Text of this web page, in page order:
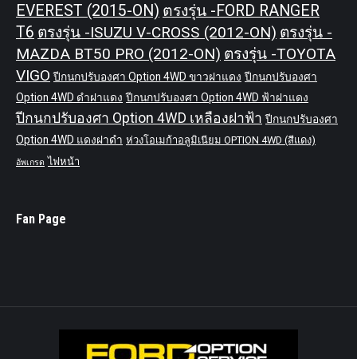
EVEREST (2015-ON) ตรงรุ่น -FORD RANGER
T6 ตรงรุ่น -ISUZU V-CROSS (2012-ON) ตรงรุ่น -
MAZDA BT50 PRO (2012-ON) ตรงรุ่น -TOYOTA
VIGO ปีกนกปรับองศา Option 4WD ขาวฝาแดง ปีกนกปรับองศา
Option 4WD ดำฝาแดง ปีกนกปรับองศา Option 4WD ฟ้าฝาแดง
ปีกนกปรับองศา Option 4WD เหลืองฝาฟ้า ปีกนกปรับองศา
Option 4WD แดงฝาดำ ห่วงโอเมก้าอลูมิเนียม OPTION 4WD (สีแดง)
อัพเกรด ไฟหน้า
Fan Page